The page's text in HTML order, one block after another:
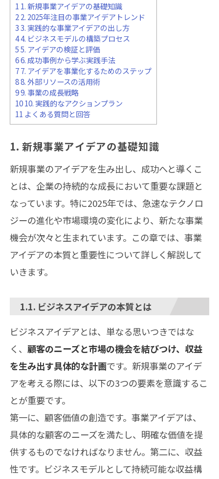
1 1. 新規事業アイデアの基礎知識
22. 2025年注目の事業アイデアトレンド
33. 実践的な事業アイデアの出し方
44. ビジネスモデルの構築プロセス
55. アイデアの検証と評価
66. 成功事例から学ぶ実践手法
77. アイデアを事業化するためのステップ
88. 外部リソースの活用術
99. 事業の成長戦略
1010. 実践的なアクションプラン
11 よくある質問と回答
1. 新規事業アイデアの基礎知識
新規事業のアイデアを生み出し、成功へと導くこ
とは、企業の持続的な成長において重要な課題と
なっています。特に2025年では、急速なテクノロ
ジーの進化や市場環境の変化により、新たな事業
機会が次々と生まれています。この章では、事業
アイデアの本質と重要性について詳しく解説して
いきます。
1.1. ビジネスアイデアの本質とは
ビジネスアイデアとは、単なる思いつきではな
く、 顧客のニーズと市場の機会を結びつけ、収益
を生み出す具体的な計画です。新規事業のアイデ
アを考える際には、以下の3つの要素を意識するこ
とが重要です。
第一に、顧客価値の創造です。事業アイデアは、
具体的な顧客のニーズを満たし、明確な価値を提
供するものでなければなりません。第二に、収益
性です。ビジネスモデルとして持続可能な収益構